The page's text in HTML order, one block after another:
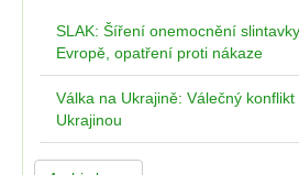
SLAK: Šíření onemocnění
Evropě, opatření proti nákaze
Válka na Ukrajině: Válečný
Ukrajinou